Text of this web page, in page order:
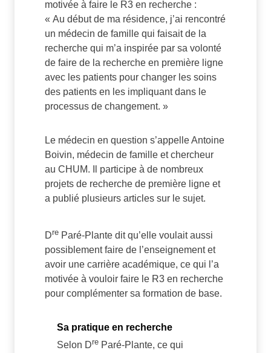
motivée à faire le R3 en recherche :
« Au début de ma résidence, j’ai rencontré
un médecin de famille qui faisait de la
recherche qui m’a inspirée par sa volonté
de faire de la recherche en première ligne
avec les patients pour changer les soins
des patients en les impliquant dans le
processus de changement. »
Le médecin en question s’appelle Antoine
Boivin, médecin de famille et chercheur
au CHUM. Il participe à de nombreux
projets de recherche de première ligne et
a publié plusieurs articles sur le sujet.
Dre Paré-Plante dit qu’elle voulait aussi
possiblement faire de l’enseignement et
avoir une carrière académique, ce qui l’a
motivée à vouloir faire le R3 en recherche
pour complémenter sa formation de base.
Sa pratique en recherche
Selon Dre Paré-Plante, ce qui